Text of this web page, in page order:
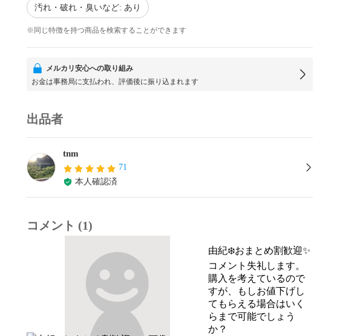
汚れ・破れ・臭いなど: あり
※同じ特徴を持つ商品を検索することができます
メルカリ安心への取り組み
お金は事務局に支払われ、評価後に振り込まれます
出品者
tnm
71
本人確認済
コメント (1)
由紀❄️おまとめ割歓迎✨
コメント失礼します。
購入を考えているので
すが、もしお値下げし
てもらえる場合はいく
らまで可能でしょう
か？